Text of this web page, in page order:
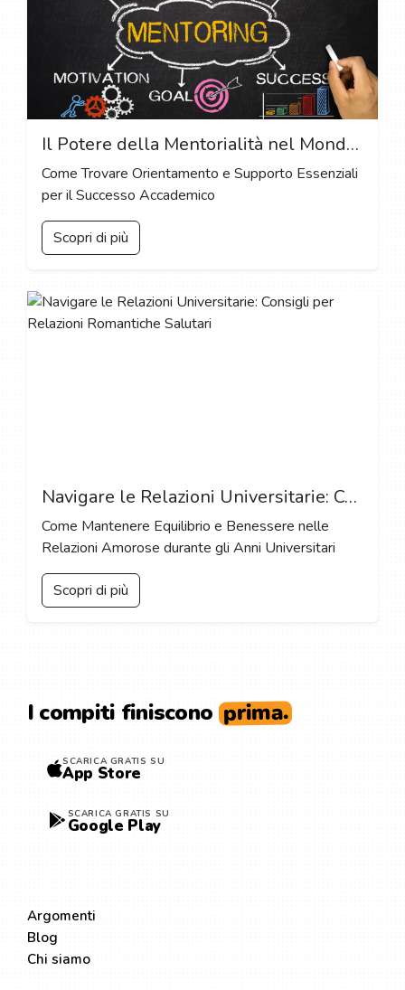
Il Potere della Mentorialità nel Mondo Accademico: Guida e Supporto dai Mentori
Come Trovare Orientamento e Supporto Essenziali
per il Successo Accademico
Scopri di più
Navigare le Relazioni Universitarie: Consigli per Relazioni Romantiche Salutari
Come Mantenere Equilibrio e Benessere nelle
Relazioni Amorose durante gli Anni Universitari
Scopri di più
I compiti finiscono prima.
SCARICA GRATIS SU
App Store
SCARICA GRATIS SU
Google Play
Argomenti
Blog
Chi siamo